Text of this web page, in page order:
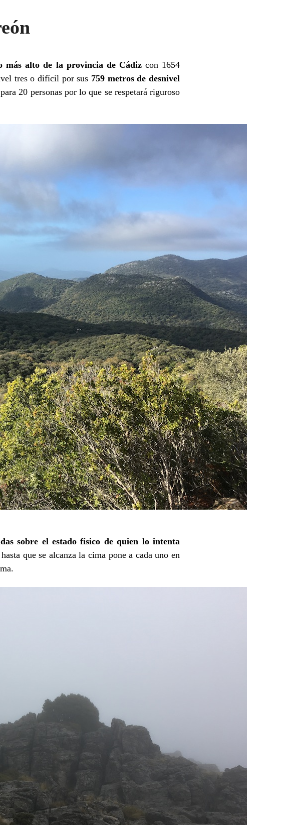
más alto de la provincia de Cádiz con 1654
tres o difícil por sus 759 metros de desnivel
20 personas por lo que se respetará riguroso
sobre el estado físico de quien lo intenta
que se alcanza la cima pone a cada uno en